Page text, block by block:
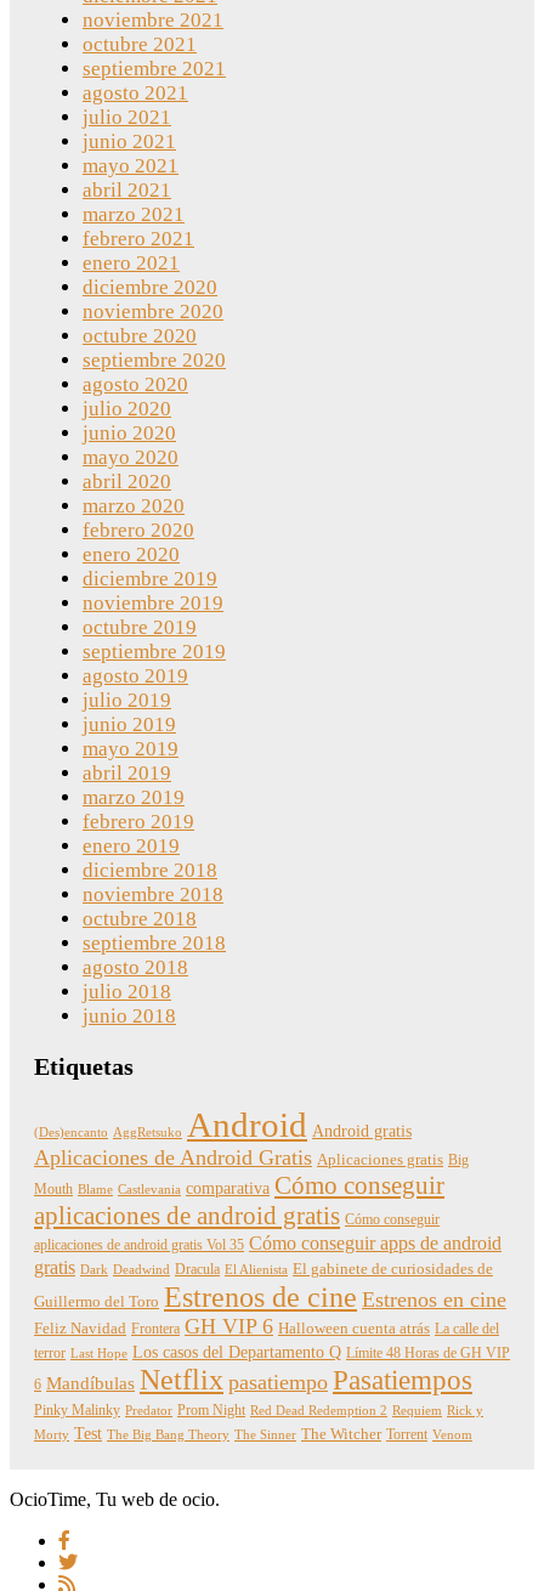
noviembre 2021
octubre 2021
septiembre 2021
agosto 2021
julio 2021
junio 2021
mayo 2021
abril 2021
marzo 2021
febrero 2021
enero 2021
diciembre 2020
noviembre 2020
octubre 2020
septiembre 2020
agosto 2020
julio 2020
junio 2020
mayo 2020
abril 2020
marzo 2020
febrero 2020
enero 2020
diciembre 2019
noviembre 2019
octubre 2019
septiembre 2019
agosto 2019
julio 2019
junio 2019
mayo 2019
abril 2019
marzo 2019
febrero 2019
enero 2019
diciembre 2018
noviembre 2018
octubre 2018
septiembre 2018
agosto 2018
julio 2018
junio 2018
Etiquetas
(Des)encanto AggRetsuko Android Android gratis
Aplicaciones de Android Gratis Aplicaciones gratis Big
Mouth Blame Castlevania comparativa Cómo conseguir
aplicaciones de android gratis Cómo conseguir
aplicaciones de android gratis Vol 35 Cómo conseguir apps de android
gratis Dark Deadwind Dracula El Alienista El gabinete de curiosidades de
Guillermo del Toro Estrenos de cine Estrenos en cine
Feliz Navidad Frontera GH VIP 6 Halloween cuenta atrás La calle del
terror Last Hope Los casos del Departamento Q Límite 48 Horas de GH VIP
6 Mandíbulas Netflix pasatiempo Pasatiempos
Pinky Malinky Predator Prom Night Red Dead Redemption 2 Requiem Rick y
Morty Test The Big Bang Theory The Sinner The Witcher Torrent Venom
OcioTime, Tu web de ocio.